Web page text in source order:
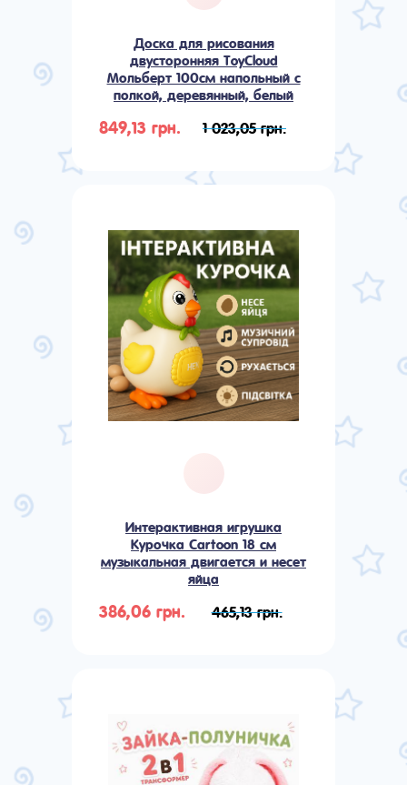
Доска для рисования
двусторонняя ToyCloud
Мольберт 100см напольный с
полкой, деревянный, белый
849,13 грн. 1 023,05 грн.
Интерактивная игрушка
Курочка Cartoon 18 см
музыкальная двигается и несет
яйца
386,06 грн. 465,13 грн.